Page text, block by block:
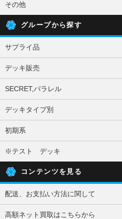
その他
グループから探す
サプライ品
デッキ販売
SECRET,パラレル
デッキタイプ別
初期系
※テスト デッキ
コンテンツを見る
配送、お支払い方法に関して
高額ネット買取はこちらから